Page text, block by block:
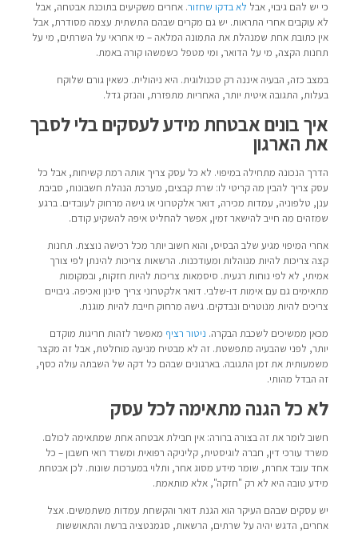
כי יש להם גיבוי, אבל לא בדקו שחזור. אחרים משקיעים בתוכנת אבטחה, אבל
לא עוקבים אחרי התראות. יש גם מקרים שבהם התשתית עצמה מסודרת, אבל
אין כתובת אחת שמנהלת את התמונה המלאה – מי אחראי על השרתים, מי על
תחנות הקצה, מי על הדואר, ומי מטפל כשמשהו קורה באמת.
במצב כזה, הבעיה איננה רק טכנולוגית. היא ניהולית. כשאין גורם שלוקח
בעלות, התגובה איטית יותר, האחריות מתפזרת, והנזק גדל.
איך בונים אבטחת מידע לעסקים בלי לסבך
את הארגון
הדרך הנכונה מתחילה במיפוי. לא כל עסק צריך אותה רמת קשיחות, אבל כל
עסק צריך להבין מה קריטי לו: שרת קבצים, מערכת הנהלת חשבונות, סביבת
ענן, טלפוניה, עמדות מכירה, דואר אלקטרוני או גישה מרחוק לעובדים. ברגע
שמזהים מה חייב להישאר זמין, אפשר להחליט איפה להשקיע קודם.
אחרי המיפוי מגיע שלב הבסיס, והוא חשוב יותר מכל רכישה נוצצת. תחנות
קצה צריכות להיות מנוהלות ומעודכנות. הרשאות צריכות להינתן לפי צורך
אמיתי, לא לפי נוחות רגעית. סיסמאות צריכות להיות חזקות, ובמקומות
מתאימים גם עם אימות דו-שלבי. דואר אלקטרוני צריך סינון ואכיפה. גיבויים
צריכים להיות מנוטרים ונבדקים. גישה מרחוק חייבת להיות מוגנת.
מכאן ממשיכים לשכבת הבקרה. ניטור רציף מאפשר לזהות חריגות מוקדם
יותר, לפני שהבעיה מתפשטת. זה לא מבטיח מניעה מוחלטת, אבל זה מקצר
משמעותית את זמן התגובה. בארגונים שבהם כל דקה של השבתה עולה כסף,
זה הבדל מהותי.
לא כל הגנה מתאימה לכל עסק
חשוב לומר את זה בצורה ברורה: אין חבילת אבטחה אחת שמתאימה לכולם.
משרד עורכי דין, חברה לוגיסטית, קליניקה רפואית ומשרד רואי חשבון – כל
אחד עובד אחרת, שומר מידע מסוג אחר, ותלוי במערכות שונות. לכן אבטחת
מידע טובה היא לא רק "חזקה", אלא מותאמת.
יש עסקים שבהם העיקר הוא הגנת דואר והקשחת עמדות משתמשים. אצל
אחרים, הדגש יהיה על שרתים, הרשאות, סגמנטציה ברשת והתאוששות